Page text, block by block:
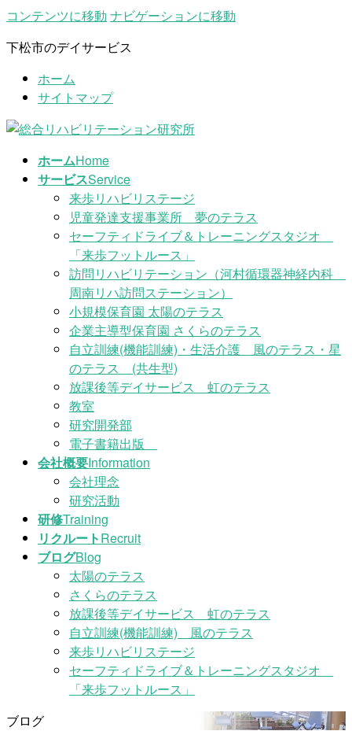
コンテンツに移動 ナビゲーションに移動
下松市のデイサービス
ホーム
サイトマップ
ホームHome
サービスService
来歩リハビリステージ
児童発達支援事業所 夢のテラス
セーフティドライブ＆トレーニングスタジオ
「来歩フットルース」
訪問リハビリテーション（河村循環器神経内科
周南リハ訪問ステーション）
小規模保育園 太陽のテラス
企業主導型保育園 さくらのテラス
自立訓練(機能訓練)・生活介護 風のテラス・星
のテラス (共生型)
放課後等デイサービス 虹のテラス
教室
研究開発部
電子書籍出版
会社概要Information
会社理念
研究活動
研修Training
リクルートRecruit
ブログBlog
太陽のテラス
さくらのテラス
放課後等デイサービス 虹のテラス
自立訓練(機能訓練) 風のテラス
来歩リハビリステージ
セーフティドライブ＆トレーニングスタジオ
「来歩フットルース」
ブログ